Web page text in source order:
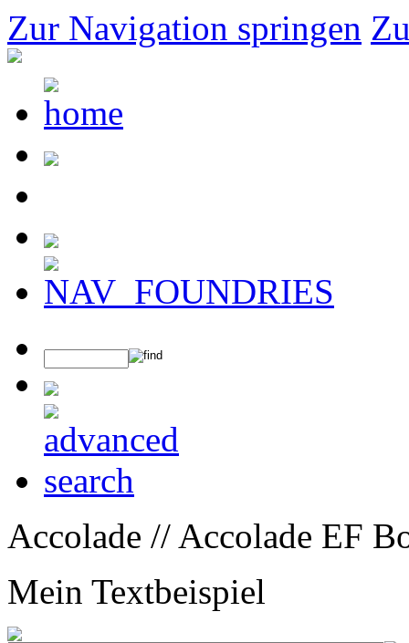
Zur Navigation springen
Accolade // Accolade EF
Mein Textbeispiel